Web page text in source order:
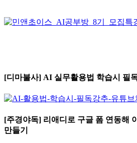
[디마불사] AI 실무활용법 학습시 필
[주경야독] 리애디로 구글 폼 연동해
만들기